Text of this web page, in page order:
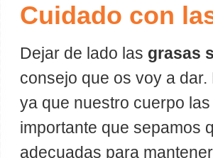
Cuidado con
Dejar de lado las grasas
consejo que os voy a
ya que nuestro cuerpo
importante que sepamos
adecuadas para